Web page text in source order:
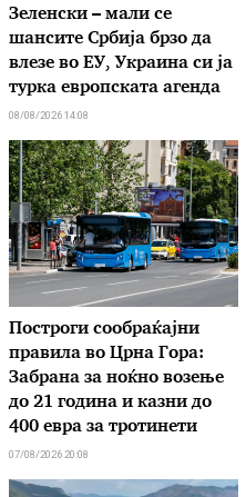
Зеленски – мали се
шансите Србија брзо да
влезе во ЕУ, Украина си ја
турка европската агенда
08/08/2026 14:08
Построги сообраќајни
правила во Црна Гора:
Забрана за ноќно возење
до 21 година и казни до
400 евра за тротинети
07/08/2026 20:08